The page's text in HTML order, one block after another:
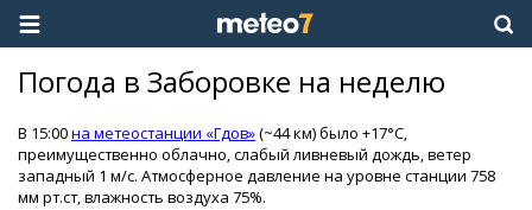
Погода в Заборовке на неделю
В 15:00на метеостанции «Гдов»(~44 км) было +17°C,
преимущественно облачно, слабый ливневый дождь, ветер
западный 1 м/с. Атмосферное давление на уровне станции 758
мм рт.ст, влажность воздуха 75%.